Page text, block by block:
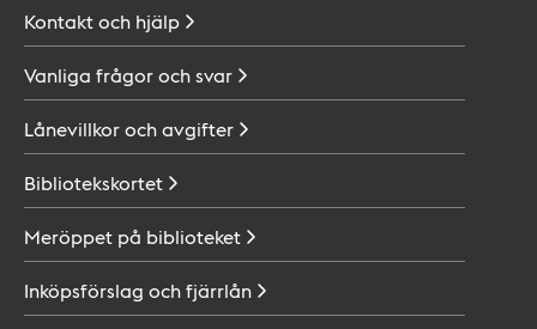
Kontakt och hjälp
Vanliga frågor ochsvar
Lånevillkor ochavgifter
Bibliotekskortet
Meröppet på biblioteket
Inköpsförslag ochfjärrlån